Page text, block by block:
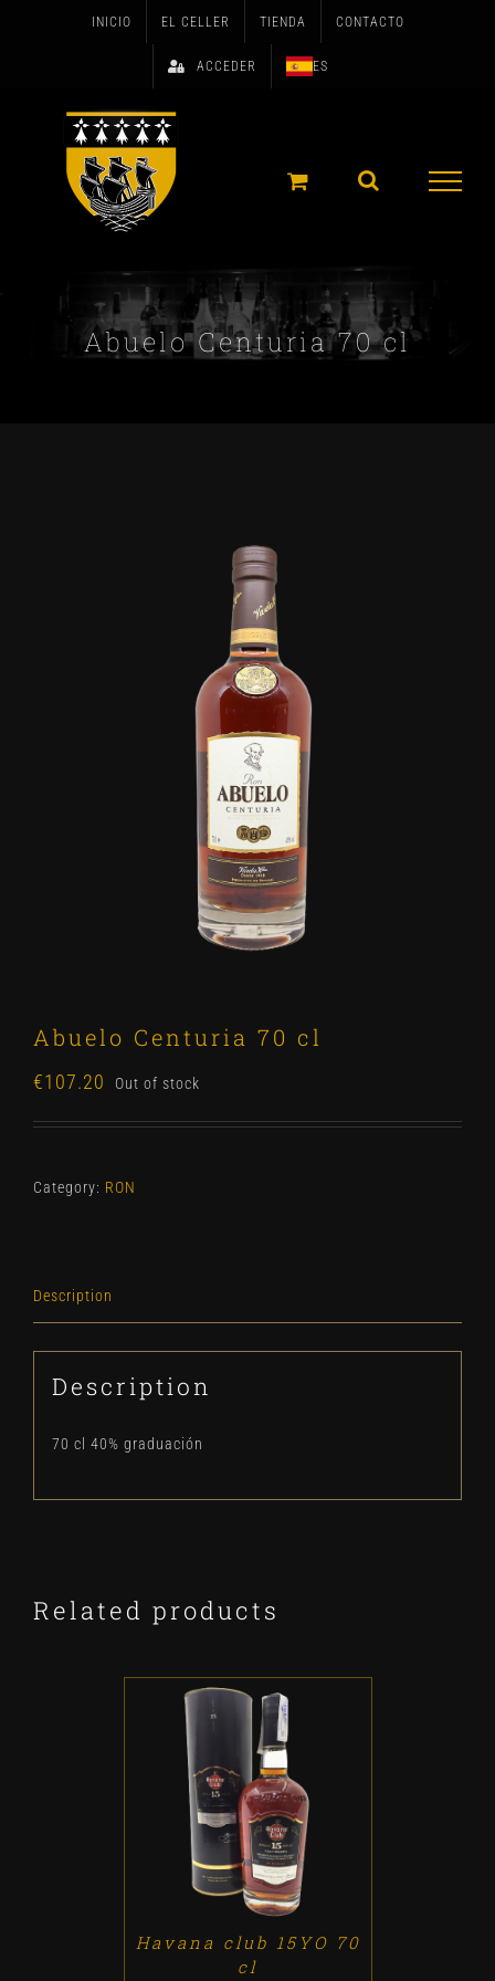
INICIO EL CELLER TIENDA CONTACTO
ACCEDER ES
Abuelo Centuria 70 cl
Abuelo Centuria 70 cl
€107.20 Out of stock
Category: RON
Description
Description
70 cl 40% graduación
Related products
ADD TO CART / DETALLES
Havana club 15YO 70
cl